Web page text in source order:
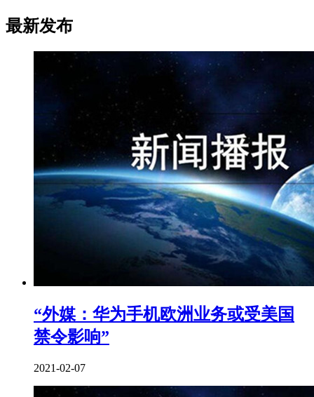
最新发布
“外媒：华为手机欧洲业务或受美国
禁令影响”
2021-02-07